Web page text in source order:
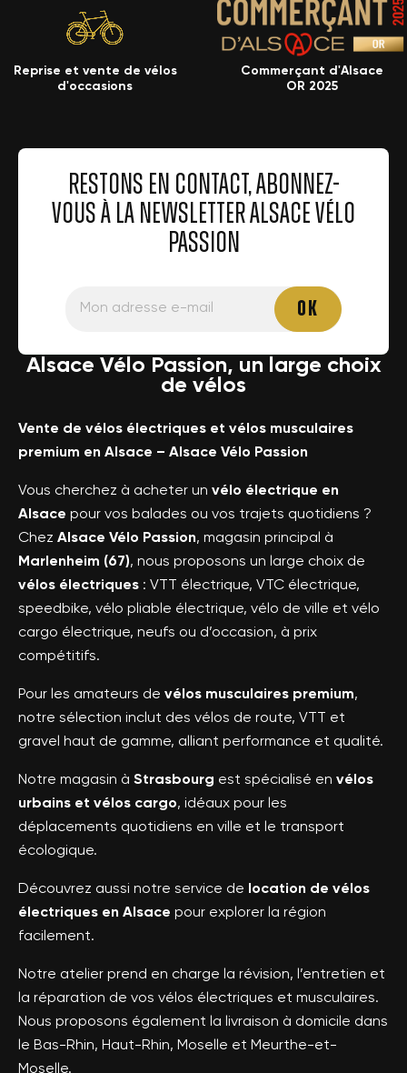
Reprise et vente de vélos
d'occasions
Commerçant d'Alsace
OR 2025
RESTONS EN CONTACT, ABONNEZ-
VOUS À LA NEWSLETTER ALSACE VÉLO
PASSION
Alsace Vélo Passion, un large choix
de vélos
Vente de vélos électriques et vélos musculaires
premium en Alsace – Alsace Vélo Passion
Vous cherchez à acheter un vélo électrique en
Alsace pour vos balades ou vos trajets quotidiens ?
Chez Alsace Vélo Passion, magasin principal à
Marlenheim (67), nous proposons un large choix de
vélos électriques : VTT électrique, VTC électrique,
speedbike, vélo pliable électrique, vélo de ville et vélo
cargo électrique, neufs ou d’occasion, à prix
compétitifs.
Pour les amateurs de vélos musculaires premium,
notre sélection inclut des vélos de route, VTT et
gravel haut de gamme, alliant performance et qualité.
Notre magasin à Strasbourg est spécialisé en vélos
urbains et vélos cargo, idéaux pour les
déplacements quotidiens en ville et le transport
écologique.
Découvrez aussi notre service de location de vélos
électriques en Alsace pour explorer la région
facilement.
Notre atelier prend en charge la révision, l’entretien et
la réparation de vos vélos électriques et musculaires.
Nous proposons également la livraison à domicile dans
le Bas-Rhin, Haut-Rhin, Moselle et Meurthe-et-
Moselle.